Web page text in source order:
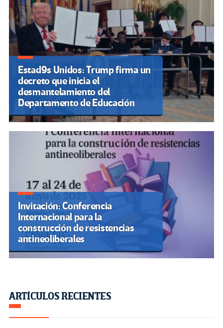
Estad9s Unidos: Trump firma un
decreto que inicia el
desmantelamiento del
Departamento de Educación
Invitación: Conferencia
Internacional para la
construcción de resistencias
antineoliberales
ARTÍCULOS RECIENTES